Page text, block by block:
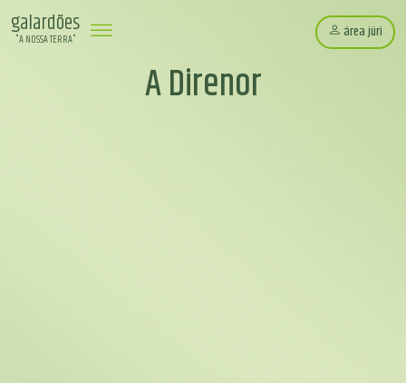
galardões
"A NOSSA TERRA" área júri
A Direnor